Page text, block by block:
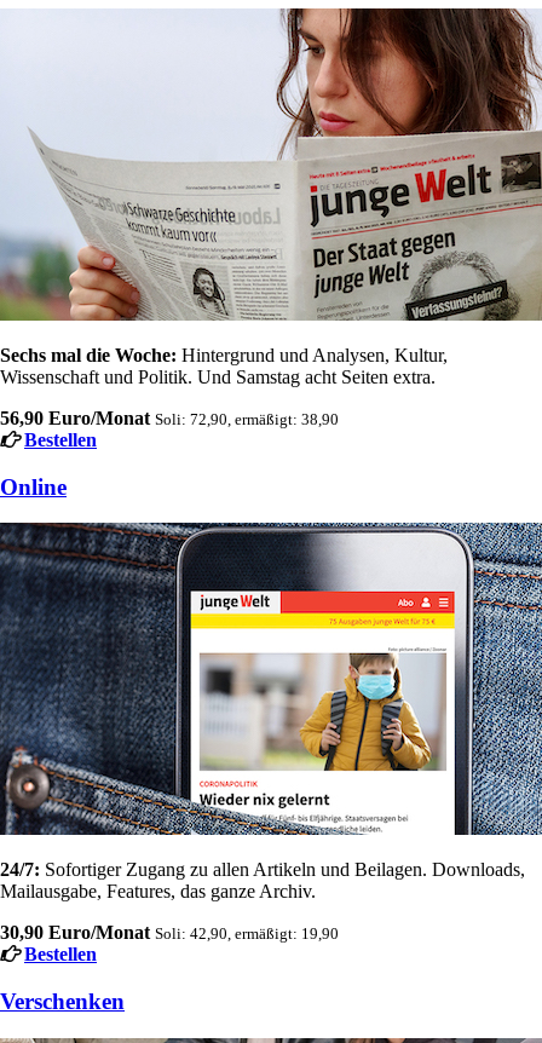
Sechs mal die Woche: Hintergrund und Analysen, Kultur,
Wissenschaft und Politik. Und Samstag acht Seiten extra.
56,90 Euro/Monat Soli: 72,90, ermäßigt: 38,90
Bestellen
Online
24/7: Sofortiger Zugang zu allen Artikeln und Beilagen. Downloads,
Mailausgabe, Features, das ganze Archiv.
30,90 Euro/Monat Soli: 42,90, ermäßigt: 19,90
Bestellen
Verschenken